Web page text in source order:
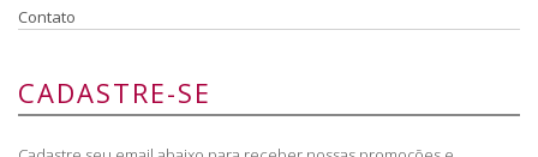
Contato
CADASTRE-SE